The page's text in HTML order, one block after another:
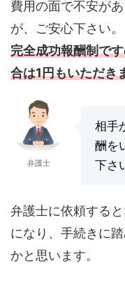
費用の面で不安が
が、ご安心下さい。
完全成功報酬制で
合は1円もいただき
弁護士
相手
酬を
下さ
弁護士に依頼する
になり、手続きに
かと思います。